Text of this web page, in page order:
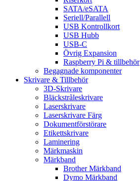
SATA/eSATA
Seriell/Parallell
USB Kontrollkort
USB Hubb
USB-C
Övrig Expansion
Raspberry Pi & tillbehör
Begagnade komponenter
Skrivare & Tillbehör
3D-Skrivare
Bläckstråleskrivare
Laserskrivare
Laserskrivare Färg
Dokumentförstörare
Etikettskrivare
Laminering
Märkmaskin
Märkband
Brother Märkband
Dymo Märkband